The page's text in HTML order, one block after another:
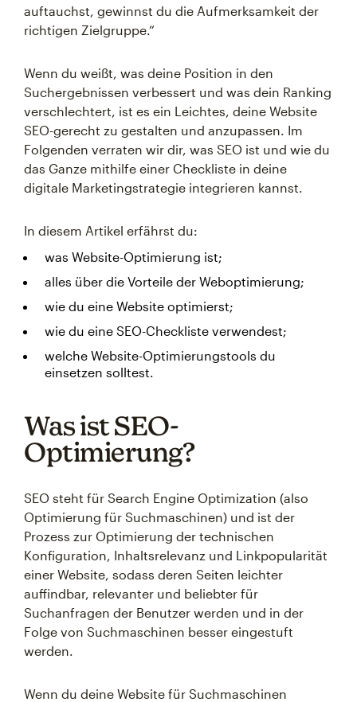
auftauchst, gewinnst du die Aufmerksamkeit der
richtigen Zielgruppe.“
Wenn du weißt, was deine Position in den
Suchergebnissen verbessert und was dein Ranking
verschlechtert, ist es ein Leichtes, deine Website
SEO-gerecht zu gestalten und anzupassen. Im
Folgenden verraten wir dir, was SEO ist und wie du
das Ganze mithilfe einer Checkliste in deine
digitale Marketingstrategie integrieren kannst.
In diesem Artikel erfährst du:
was Website-Optimierung ist;
alles über die Vorteile der Weboptimierung;
wie du eine Website optimierst;
wie du eine SEO-Checkliste verwendest;
welche Website-Optimierungstools du
einsetzen solltest.
Was ist SEO-
Optimierung?
SEO steht für Search Engine Optimization (also
Optimierung für Suchmaschinen) und ist der
Prozess zur Optimierung der technischen
Konfiguration, Inhaltsrelevanz und Linkpopularität
einer Website, sodass deren Seiten leichter
auffindbar, relevanter und beliebter für
Suchanfragen der Benutzer werden und in der
Folge von Suchmaschinen besser eingestuft
werden.
Wenn du deine Website für Suchmaschinen